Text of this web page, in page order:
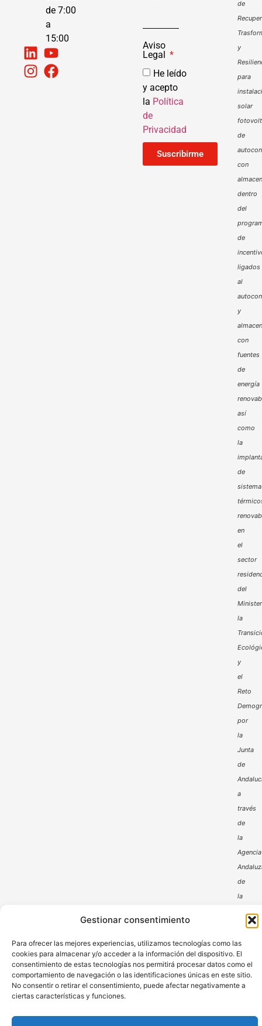
Gestionar consentimiento
Para ofrecer las mejores experiencias, utilizamos tecnologías como las
cookies para almacenar y/o acceder a la información del dispositivo. El
consentimiento de estas tecnologías nos permitirá procesar datos como el
comportamiento de navegación o las identificaciones únicas en este sitio.
No consentir o retirar el consentimiento, puede afectar negativamente a
ciertas características y funciones.
de 7:00
a
15:00
Aviso
Legal
He leído
y acepto
la Política
de
Privacidad
Suscribirme
de
y
para
solar
de
con
dentro
del
de
ligados
al
y
con
fuentes
de
energía
así
como
la
de
en
el
sector
del
la
y
el
Reto
por
la
Junta
de
a
través
de
la
Agencia
de
la
Aviso Legal Política de Privacidad